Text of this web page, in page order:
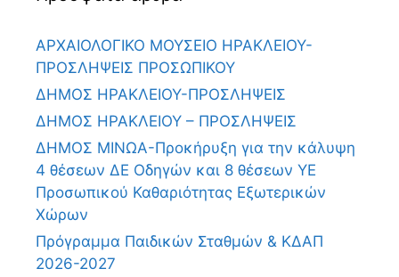
ΑΡΧΑΙΟΛΟΓΙΚΟ ΜΟΥΣΕΙΟ ΗΡΑΚΛΕΙΟΥ-
ΠΡΟΣΛΗΨΕΙΣ ΠΡΟΣΩΠΙΚΟΥ
ΔΗΜΟΣ ΗΡΑΚΛΕΙΟΥ-ΠΡΟΣΛΗΨΕΙΣ
ΔΗΜΟΣ ΗΡΑΚΛΕΙΟΥ – ΠΡΟΣΛΗΨΕΙΣ
ΔΗΜΟΣ ΜΙΝΩΑ-Προκήρυξη για την κάλυψη
4 θέσεων ΔΕ Οδηγών και 8 θέσεων ΥΕ
Προσωπικού Καθαριότητας Εξωτερικών
Χώρων
Πρόγραμμα Παιδικών Σταθμών & ΚΔΑΠ
2026-2027